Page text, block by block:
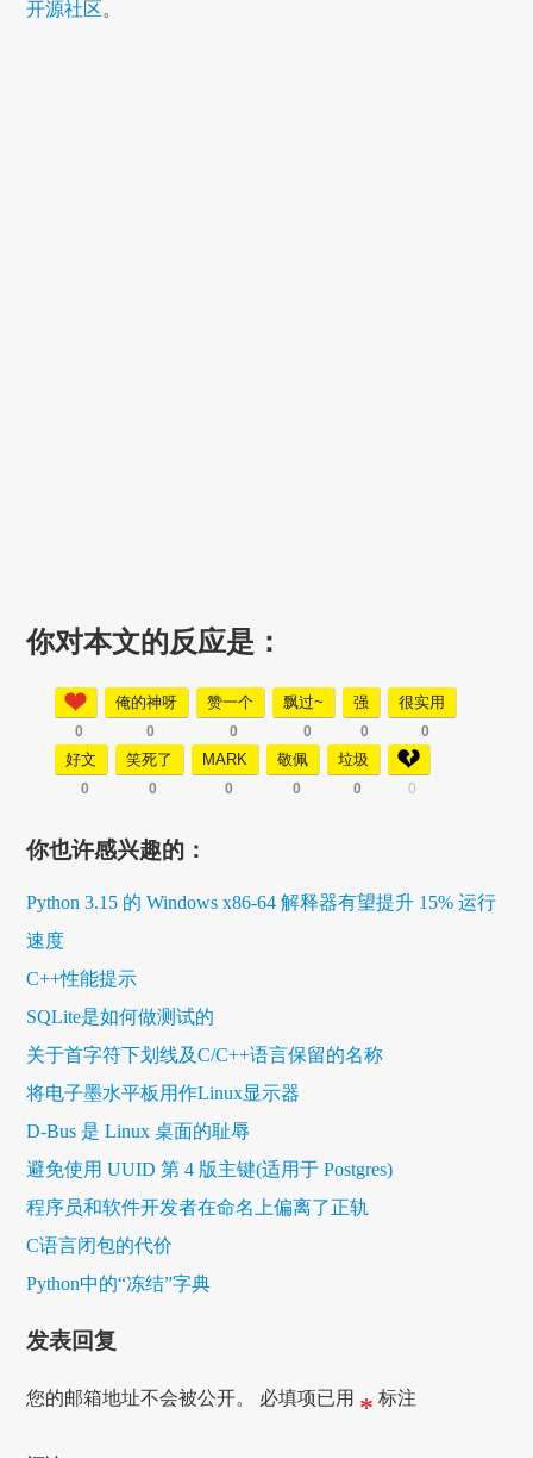
开源社区。
你对本文的反应是：
0
俺的神呀
0
赞一个
0
飘过~
0
强
0
很实用
0
好文
0
笑死了
0
MARK
0
敬佩
0
垃圾
0 0
你也许感兴趣的：
Python 3.15 的 Windows x86-64 解释器有望提升 15% 运行
速度
C++性能提示
SQLite是如何做测试的
关于首字符下划线及C/C++语言保留的名称
将电子墨水平板用作Linux显示器
D-Bus 是 Linux 桌面的耻辱
避免使用 UUID 第 4 版主键(适用于 Postgres)
程序员和软件开发者在命名上偏离了正轨
C语言闭包的代价
Python中的“冻结”字典
发表回复
您的邮箱地址不会被公开。 必填项已用 * 标注